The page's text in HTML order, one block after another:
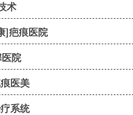
术
]疤痕医院
院
医美
系统